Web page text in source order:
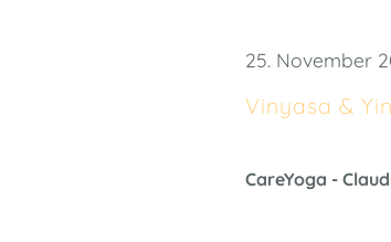
Navigation
Vinyasa &
25. November
CareYoga -